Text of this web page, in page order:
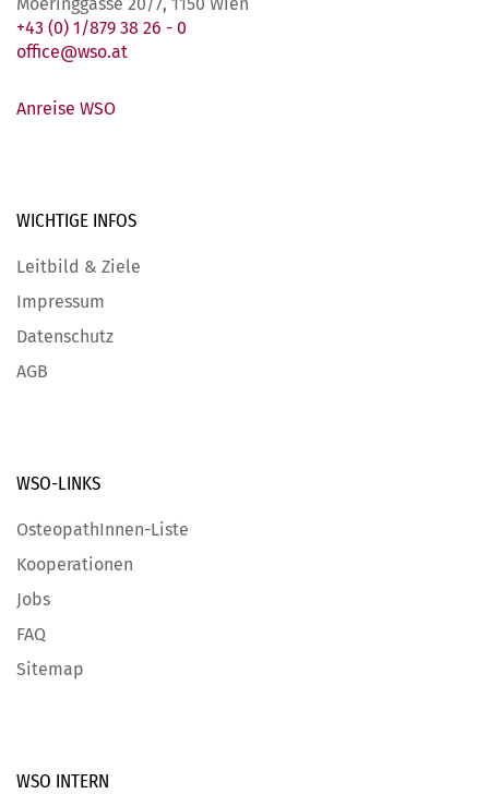
+43 (0) 1/879 38 26 - 0
office@wso.at
Anreise WSO
WICHTIGE INFOS
Leitbild & Ziele
Impressum
Datenschutz
AGB
WSO-LINKS
OsteopathInnen-Liste
Kooperationen
Jobs
FAQ
Sitemap
WSO INTERN